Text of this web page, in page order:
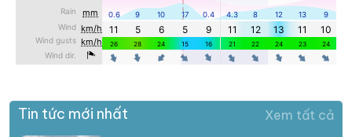
Tin tức mới nhất Xem tất cả